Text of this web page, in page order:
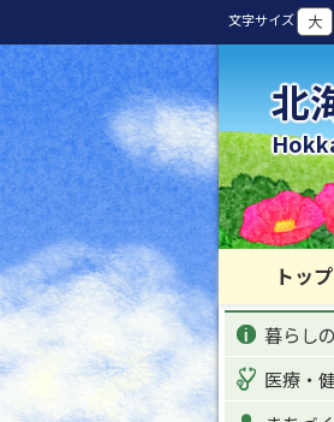
文
へ
カ
テ
ゴ
リ
ー
・
メ
ニ
ー
北
文字サイズ 大
トップ
カ
テ
ゴ
暮らし
医療・